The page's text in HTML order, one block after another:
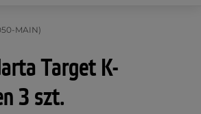
MAIN)
Target K-
3 szt.